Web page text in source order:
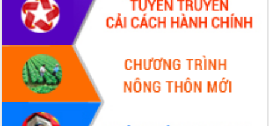
Hội thảo khoa học “Giải pháp thúc đẩy
phát triển nền kinh tế xanh tại tỉnh
Đắk Lắk”
Tăng cường giám sát, đôn đốc thực
hiện nhiệm vụ quản lý tài sản công
hàng tuần
Tháo gỡ những vướng mắc, đẩy mạnh
công tác cải cách thủ tục hành chính
tại Trung tâm Phục vụ hành chính
công tỉnh